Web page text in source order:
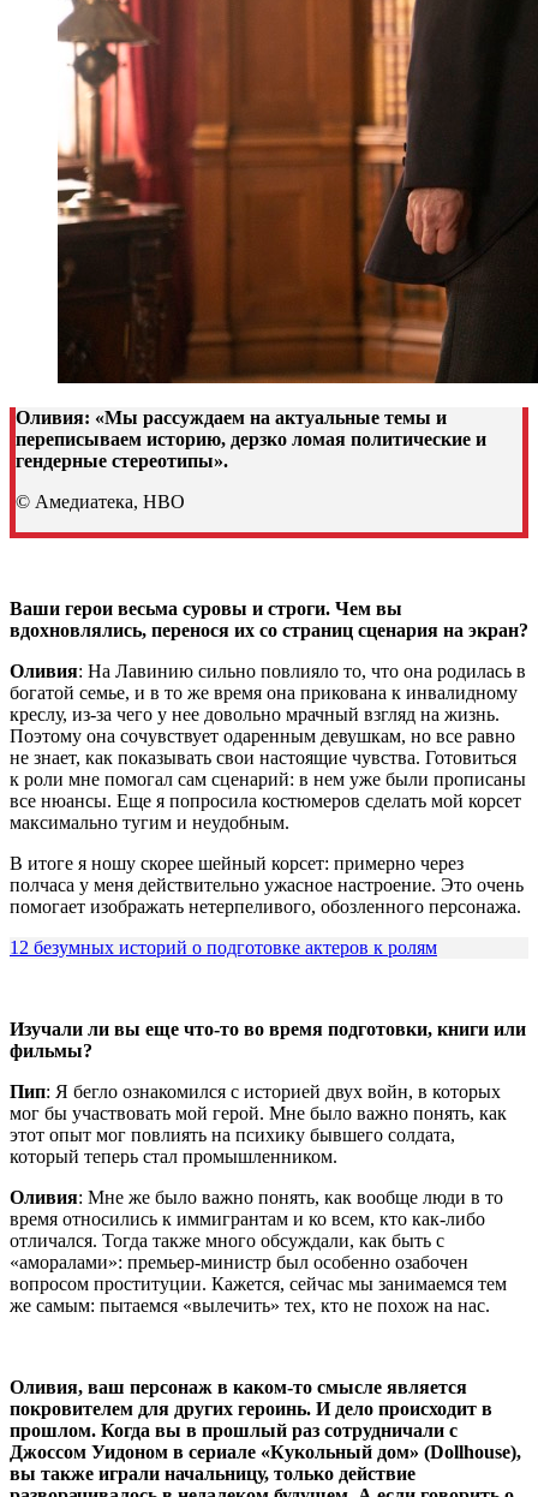
Оливия: «Мы рассуждаем на актуальные темы и
переписываем историю, дерзко ломая политические и
гендерные стереотипы».
© Амедиатека, HBO
Ваши герои весьма суровы и строги. Чем вы
вдохновлялись, перенося их со страниц сценария на экран?
Оливия: На Лавинию сильно повлияло то, что она родилась в
богатой семье, и в то же время она прикована к инвалидному
креслу, из-за чего у нее довольно мрачный взгляд на жизнь.
Поэтому она сочувствует одаренным девушкам, но все равно
не знает, как показывать свои настоящие чувства. Готовиться
к роли мне помогал сам сценарий: в нем уже были прописаны
все нюансы. Еще я попросила костюмеров сделать мой корсет
максимально тугим и неудобным.
В итоге я ношу скорее шейный корсет: примерно через
полчаса у меня действительно ужасное настроение. Это очень
помогает изображать нетерпеливого, обозленного персонажа.
12 безумных историй о подготовке актеров к ролям
Изучали ли вы еще что-то во время подготовки, книги или
фильмы?
Пип: Я бегло ознакомился с историей двух войн, в которых
мог бы участвовать мой герой. Мне было важно понять, как
этот опыт мог повлиять на психику бывшего солдата,
который теперь стал промышленником.
Оливия: Мне же было важно понять, как вообще люди в то
время относились к иммигрантам и ко всем, кто как-либо
отличался. Тогда также много обсуждали, как быть с
«аморалами»: премьер-министр был особенно озабочен
вопросом проституции. Кажется, сейчас мы занимаемся тем
же самым: пытаемся «вылечить» тех, кто не похож на нас.
Оливия, ваш персонаж в каком-то смысле является
покровителем для других героинь. И дело происходит в
прошлом. Когда вы в прошлый раз сотрудничали с
Джоссом Уидоном в сериале «Кукольный дом» (Dollhouse),
вы также играли начальницу, только действие